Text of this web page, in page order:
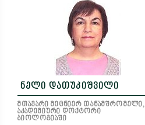
ნელი დათუკიშვილი
მთავარი მეცნიერ თანამშრომელი,
აკადემიური დოქტორი
ბიოლოგიაში